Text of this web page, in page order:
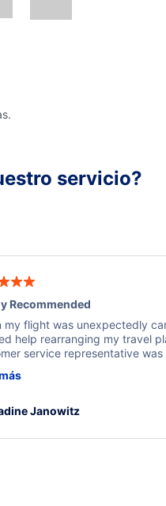
servicio?
Recommended
my flight was unexpectedly
help rearranging my travel
service representative was
They quickly found
appreciate the excellent
Janowitz